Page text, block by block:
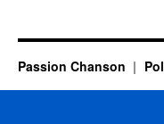
Passion Chanson